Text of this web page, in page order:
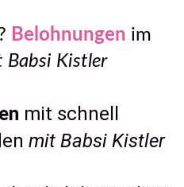
Belohnungen im
Babsi Kistler
mit schnell
mit Babsi Kistler